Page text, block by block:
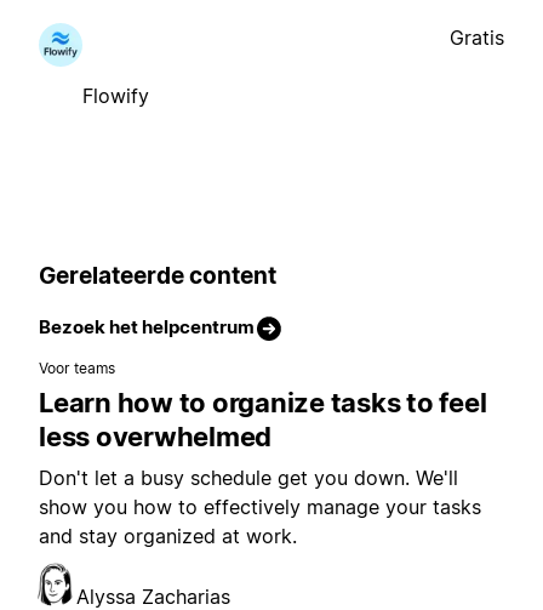
Flowify
Gratis
Gerelateerde content
Bezoek het helpcentrum
Voor teams
Learn how to organize tasks to feel
less overwhelmed
Don't let a busy schedule get you down. We'll
show you how to effectively manage your tasks
and stay organized at work.
Alyssa Zacharias